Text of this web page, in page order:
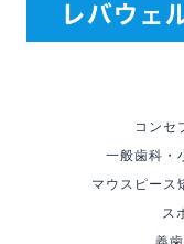
コンセ
一般歯科・
マウスピース
ス